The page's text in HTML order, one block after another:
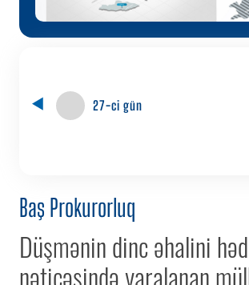
27-ci gün
Baş Prokurorluq
Düşmənin dinc əhalini
nəticəsində yaralanan